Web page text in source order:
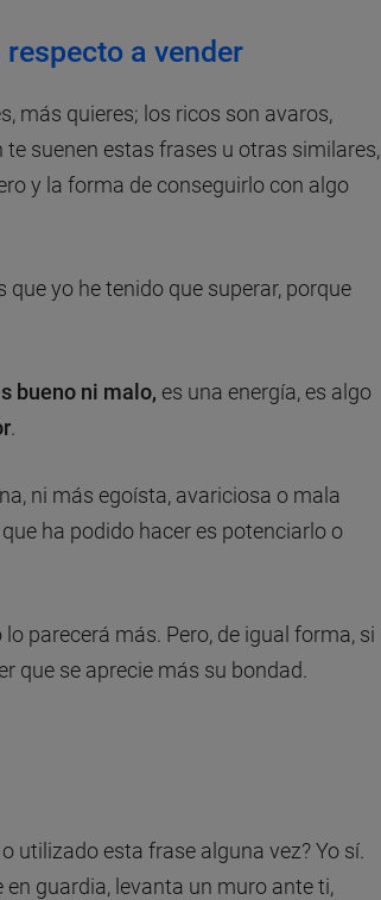
a vender
más quieres; los ricos son avaros,
suenen estas frases u otras similares,
y la forma de conseguirlo con algo
yo he tenido que superar, porque
bueno ni malo, es una energía, es algo
.
ni más egoísta, avariciosa o mala
ha podido hacer es potenciarlo o
parecerá más. Pero, de igual forma, si
que se aprecie más su bondad.
utilizado esta frase alguna vez? Yo sí.
guardia, levanta un muro ante ti,